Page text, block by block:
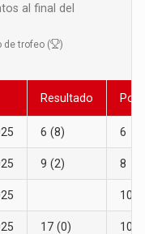
al final del
de trofeo (
)
Resultado
6 (8) 6
9 (2) 8
10
17 (0) 10